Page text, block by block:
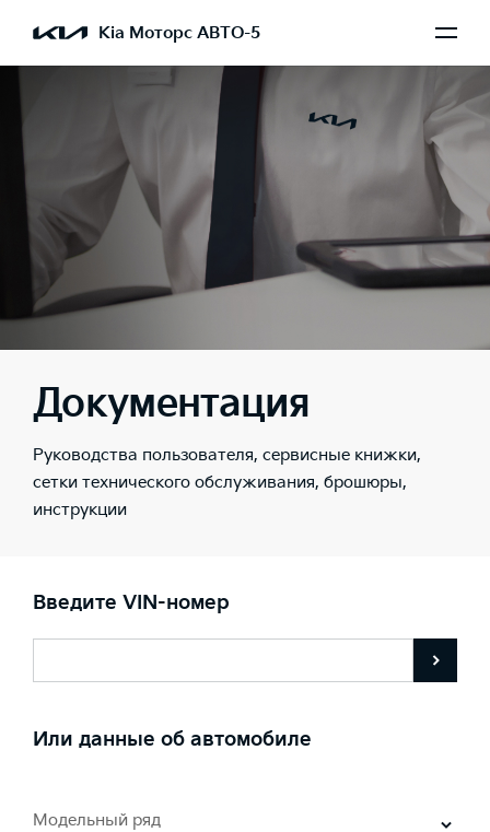
Kia Моторс АВТО-5
Документация
Руководства пользователя, сервисные книжки,
сетки технического обслуживания, брошюры,
инструкции
Введите VIN-номер
Или данные об автомобиле
Модельный ряд